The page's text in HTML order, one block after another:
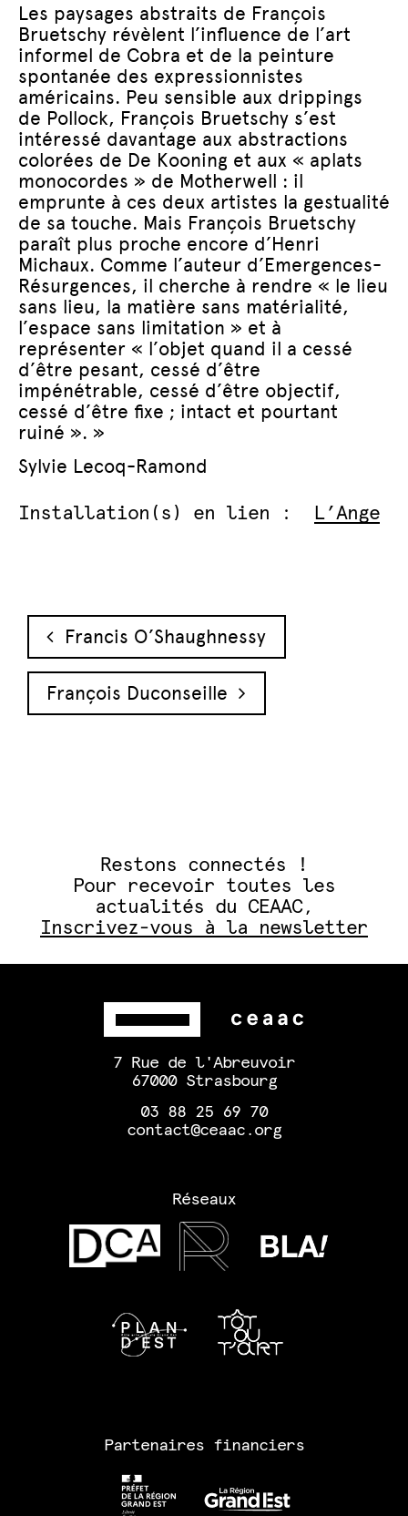
Les paysages abstraits de François
Bruetschy révèlent l’influence de l’art
informel de Cobra et de la peinture
spontanée des expressionnistes
américains. Peu sensible aux drippings
de Pollock, François Bruetschy s’est
intéressé davantage aux abstractions
colorées de De Kooning et aux « aplats
monocordes » de Motherwell : il
emprunte à ces deux artistes la gestualité
de sa touche. Mais François Bruetschy
paraît plus proche encore d’Henri
Michaux. Comme l’auteur d’Emergences-
Résurgences, il cherche à rendre « le lieu
sans lieu, la matière sans matérialité,
l’espace sans limitation » et à
représenter « l’objet quand il a cessé
d’être pesant, cessé d’être
impénétrable, cessé d’être objectif,
cessé d’être fixe ; intact et pourtant
ruiné ». »
Sylvie Lecoq-Ramond
Installation(s) en lien : L’Ange
Navigation des articles
Francis O’Shaughnessy
François Duconseille
Restons connectés !
Pour recevoir toutes les
actualités du CEAAC,
Inscrivez-vous à la newsletter
7 Rue de l'Abreuvoir
67000 Strasbourg
03 88 25 69 70
contact@ceaac.org
Réseaux
Partenaires financiers